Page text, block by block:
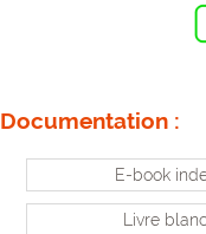
Documentation :
E-book
Livre